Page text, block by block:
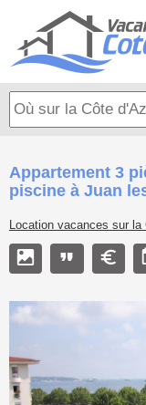
Appartement 3
piscine à Juan
Location vacances sur la